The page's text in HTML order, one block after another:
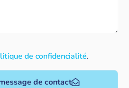
de confidencialité.
de contact